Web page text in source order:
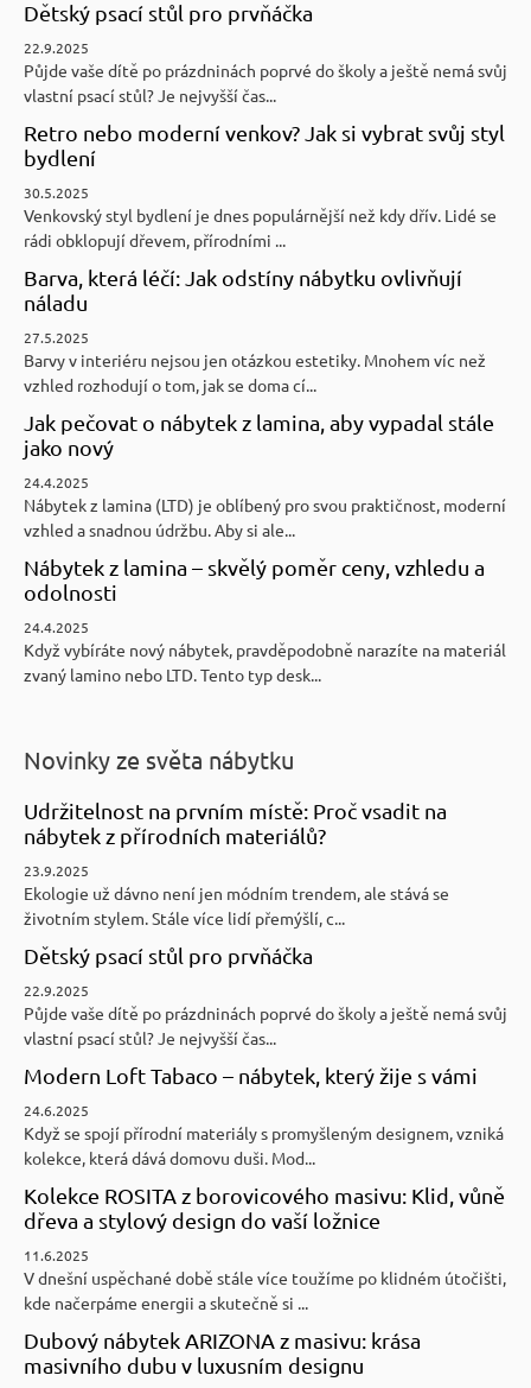
Dětský psací stůl pro prvňáčka
22.9.2025
Půjde vaše dítě po prázdninách poprvé do školy a ještě nemá svůj
vlastní psací stůl? Je nejvyšší čas...
Retro nebo moderní venkov? Jak si vybrat svůj styl
bydlení
30.5.2025
Venkovský styl bydlení je dnes populárnější než kdy dřív. Lidé se
rádi obklopují dřevem, přírodními ...
Barva, která léčí: Jak odstíny nábytku ovlivňují
náladu
27.5.2025
Barvy v interiéru nejsou jen otázkou estetiky. Mnohem víc než
vzhled rozhodují o tom, jak se doma cí...
Jak pečovat o nábytek z lamina, aby vypadal stále
jako nový
24.4.2025
Nábytek z lamina (LTD) je oblíbený pro svou praktičnost, moderní
vzhled a snadnou údržbu. Aby si ale...
Nábytek z lamina – skvělý poměr ceny, vzhledu a
odolnosti
24.4.2025
Když vybíráte nový nábytek, pravděpodobně narazíte na materiál
zvaný lamino nebo LTD. Tento typ desk...
Novinky ze světa nábytku
Udržitelnost na prvním místě: Proč vsadit na
nábytek z přírodních materiálů?
23.9.2025
Ekologie už dávno není jen módním trendem, ale stává se
životním stylem. Stále více lidí přemýšlí, c...
Dětský psací stůl pro prvňáčka
22.9.2025
Půjde vaše dítě po prázdninách poprvé do školy a ještě nemá svůj
vlastní psací stůl? Je nejvyšší čas...
Modern Loft Tabaco – nábytek, který žije s vámi
24.6.2025
Když se spojí přírodní materiály s promyšleným designem, vzniká
kolekce, která dává domovu duši. Mod...
Kolekce ROSITA z borovicového masivu: Klid, vůně
dřeva a stylový design do vaší ložnice
11.6.2025
V dnešní uspěchané době stále více toužíme po klidném útočišti,
kde načerpáme energii a skutečně si ...
Dubový nábytek ARIZONA z masivu: krása
masivního dubu v luxusním designu